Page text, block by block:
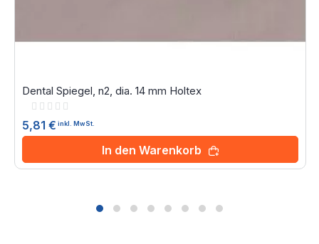
Dental Spiegel, n2, dia. 14 mm Holtex
Rating:
5,81 € inkl. MwSt.
In den Warenkorb